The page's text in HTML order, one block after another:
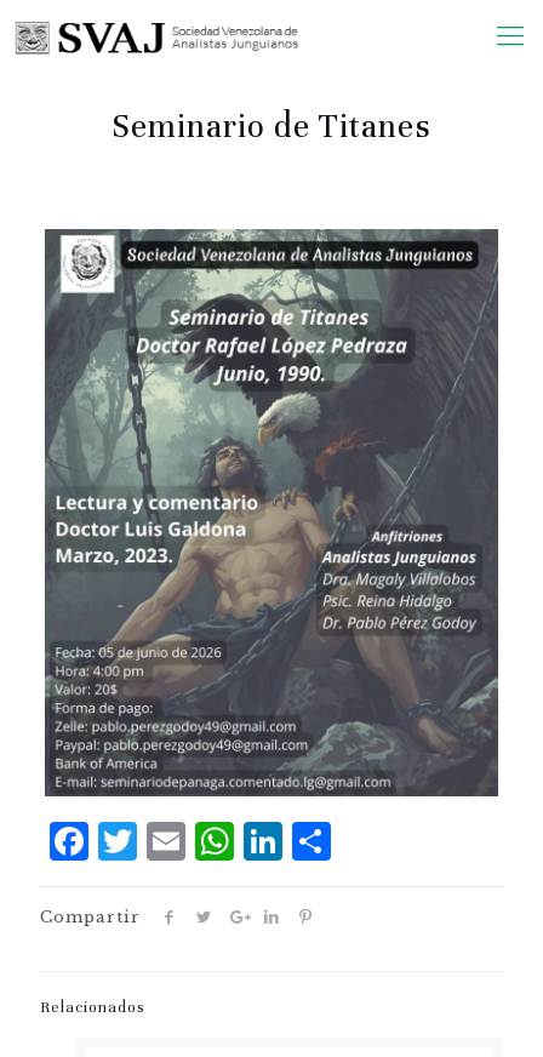
Seminario de Titanes
Facebook
Twitter
Email
WhatsApp
LinkedIn
Compartir
Relacionados